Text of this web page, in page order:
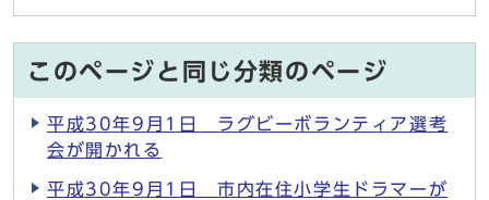
このページと同じ分類のページ
平成30年9月1日 ラグビーボランティア選考
会が開かれる
平成30年9月1日 市内在住小学生ドラマーが